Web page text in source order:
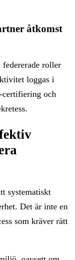
åtkomst
roller
loggas i
-certifiering och
systematiskt
Det är inte en
som kräver rätt